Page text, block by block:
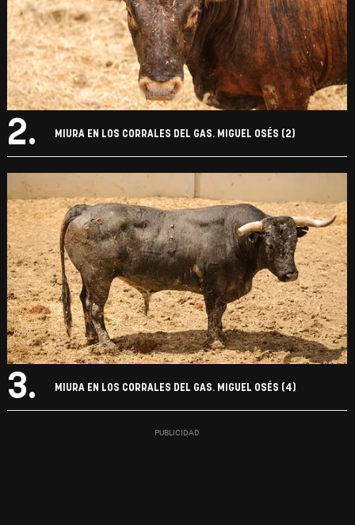
2. MIURA EN LOS CORRALES DEL GAS. MIGUEL OSÉS (2)
3. MIURA EN LOS CORRALES DEL GAS. MIGUEL OSÉS (4)